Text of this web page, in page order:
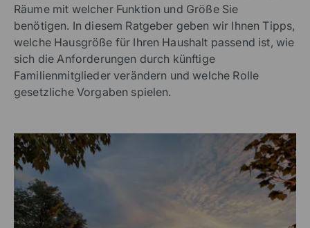
Räume mit welcher Funktion und Größe Sie
benötigen. In diesem Ratgeber geben wir Ihnen Tipps,
welche Hausgröße für Ihren Haushalt passend ist, wie
sich die Anforderungen durch künftige
Familienmitglieder verändern und welche Rolle
gesetzliche Vorgaben spielen.